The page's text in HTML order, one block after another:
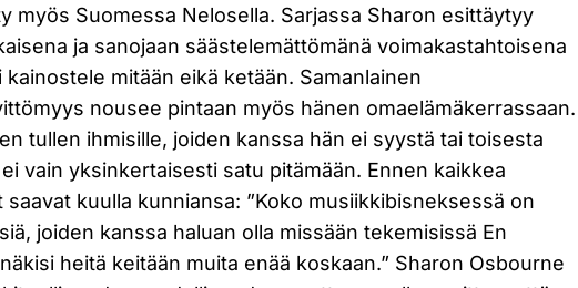
myös Suomessa Nelosella. Sarjassa Sharon esittäytyy
ja sanojaan säästelemättömänä voimakastahtoisena
mitään eikä ketään. Samanlainen
nousee pintaan myös hänen omaelämäkerrassaan.
tullen ihmisille, joiden kanssa hän ei syystä tai toisesta
vain yksinkertaisesti satu pitämään. Ennen kaikkea
kuulla kunniansa: ”Koko musiikkibisneksessä on
joiden kanssa haluan olla missään tekemisissä En
heitä keitään muita enää koskaan.” Sharon Osbourne